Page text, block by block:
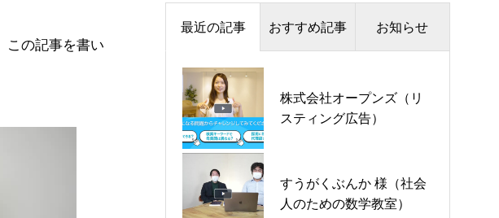
この記事を書い
最近の記事 おすすめ記事 お知らせ
株式会社オープンズ（リ
スティング広告）
すうがくぶんか 様（社会
人のための数学教室）
株式会社オープンズ（リ
スティング広告）
日の丸交通 様（タクシー
会社）
夏季休暇のお知らせ
年末年始休暇のお知らせ